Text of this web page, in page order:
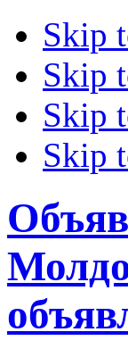
Skip
Skip
Skip
Skip